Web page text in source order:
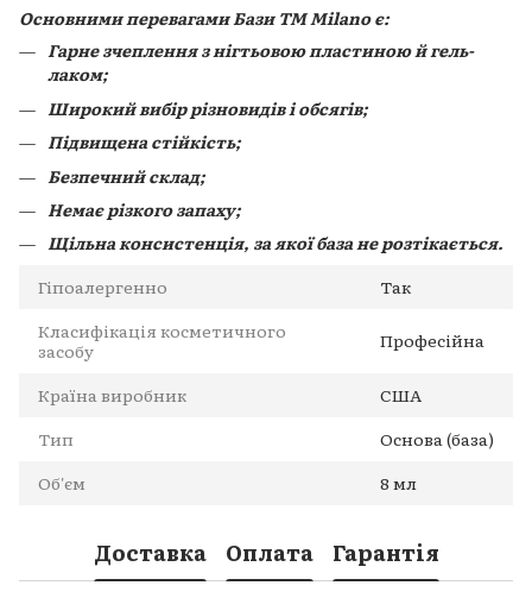
Основними перевагами Бази TM Milano є:
Гарне зчеплення з нігтьовою пластиною й гель-
лаком;
Широкий вибір різновидів і обсягів;
Підвищена стійкість;
Безпечний склад;
Немає різкого запаху;
Щільна консистенція, за якої база не розтікається.
Гіпоалергенно
Так
Класифікація косметичного
засобу
Професійна
Країна виробник
США
Тип
Основа (база)
Об'єм
8 мл
Доставка Оплата Гарантія